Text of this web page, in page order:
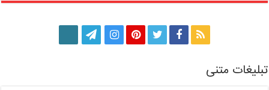
تبلیغات متنی